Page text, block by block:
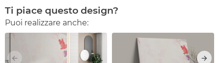
Ti piace questo design?
Puoi realizzare anche: